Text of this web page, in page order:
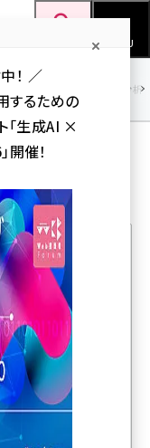
MENU
アクセス解析／データ分析
セミナー の
と誘客ノウハウを
ケティングコース
！ ／
するための
「生成AI ×
開催！